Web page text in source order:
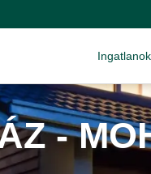
Ingatlanok
-